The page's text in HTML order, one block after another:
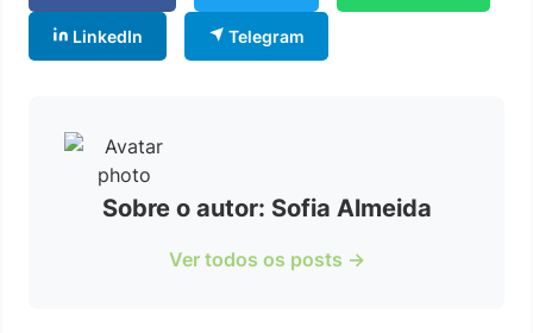
LinkedIn Telegram
Sobre o autor: Sofia Almeida
Ver todos os posts →